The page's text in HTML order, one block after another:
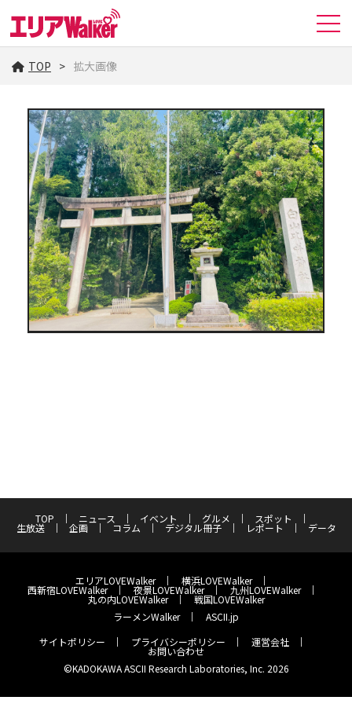
TOP 拡大画像
TOP ニュース イベント グルメ スポット
生放送 企画 コラム デジタル冊子 レポート データ
エリアLOVEWalker 横浜LOVEWalker
西新宿LOVEWalker 夜景LOVEWalker 九州LOVEWalker
丸の内LOVEWalker
戦国LOVEWalker
ラーメンWalker
ASCII.jp
サイトポリシー
プライバシーポリシー 運営会社
お問い合わせ
©KADOKAWA ASCII Research Laboratories, Inc. 2026